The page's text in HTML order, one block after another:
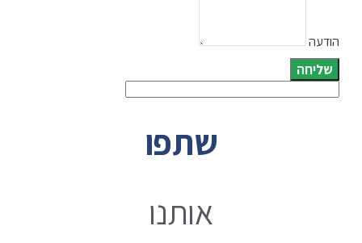
הודעה
שליחה
שתפו
אותנו